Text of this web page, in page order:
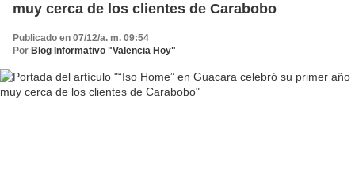
muy cerca de los clientes de Carabobo
Publicado en 07/12/a. m. 09:54
Por Blog Informativo "Valencia Hoy"